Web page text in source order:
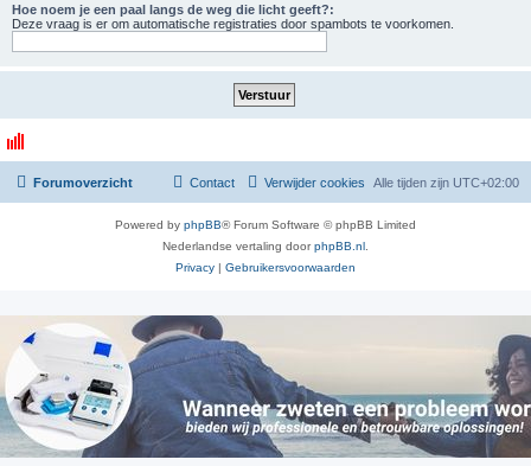
Hoe noem je een paal langs de weg die licht geeft?:
Deze vraag is er om automatische registraties door spambots te voorkomen.
Forumoverzicht Alle tijden zijn UTC+02:00
Verwijder cookies
Contact
Powered by phpBB® Forum Software © phpBB Limited
Nederlandse vertaling doorphpBB.nl
Privacy | Gebruikersvoorwaarden